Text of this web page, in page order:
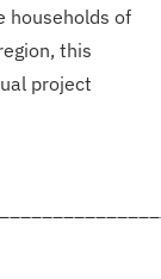
households of
this
project